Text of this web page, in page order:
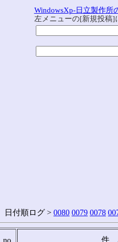
WindowsXp-日立製作所
左メニューの[新規投稿]
日付順ログ > 0080 0079 0078
no 件